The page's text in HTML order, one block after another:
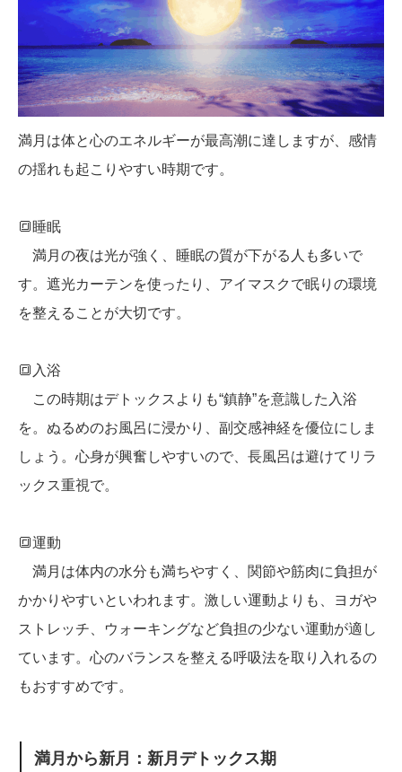
満月は体と心のエネルギーが最高潮に達しますが、感情
の揺れも起こりやすい時期です。
🔳睡眠
満月の夜は光が強く、睡眠の質が下がる人も多いで
す。遮光カーテンを使ったり、アイマスクで眠りの環境
を整えることが大切です。
🔳入浴
この時期はデトックスよりも“鎮静”を意識した入浴
を。ぬるめのお風呂に浸かり、副交感神経を優位にしま
しょう。心身が興奮しやすいので、長風呂は避けてリラ
ックス重視で。
🔳運動
満月は体内の水分も満ちやすく、関節や筋肉に負担が
かかりやすいといわれます。激しい運動よりも、ヨガや
ストレッチ、ウォーキングなど負担の少ない運動が適し
ています。心のバランスを整える呼吸法を取り入れるの
もおすすめです。
満月から新月：新月デトックス期